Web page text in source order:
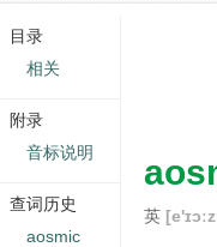
英
目录
相关
附录
音标说明
查词历史
aosmic